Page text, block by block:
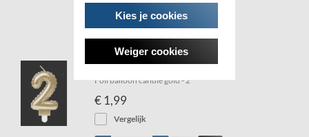
Foil balloon candle gold - 2
Foil balloon candle gold - 2
€ 1,99
Vergelijk
Kies je cookies
Weiger cookies